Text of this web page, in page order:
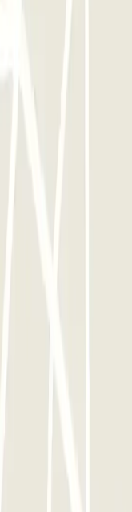
uscire dal
- Aeroporto
soste, si eviterebbe